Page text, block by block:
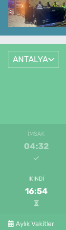
ANTALYA
İMSAK
04:32
İKINDI
16:54
Aylık Vakitler